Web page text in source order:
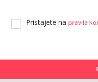
Pristajete na pravila